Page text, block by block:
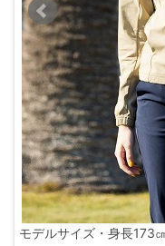
モデルサイズ・身長173